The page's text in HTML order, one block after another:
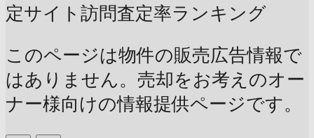
定サイト訪問査定率ランキング
このページは物件の販売広告情報で
はありません。売却をお考えのオー
ナー様向けの情報提供ページです。